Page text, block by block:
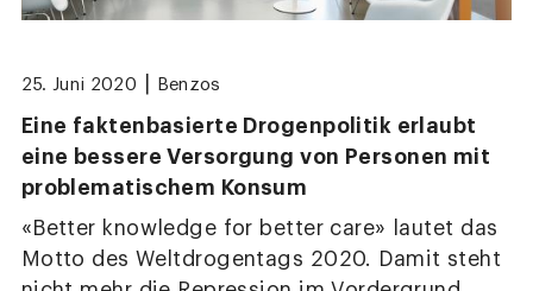
25. Juni 2020 Benzos
Eine faktenbasierte Drogenpolitik erlaubt
eine bessere Versorgung von Personen mit
problematischem Konsum
«Better knowledge for better care» lautet das
Motto des Weltdrogentags 2020. Damit steht